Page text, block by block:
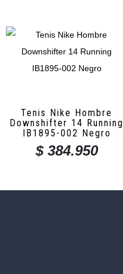
Tenis Nike Hombre
Downshifter 14 Running
IB1895-002 Negro
$384.950